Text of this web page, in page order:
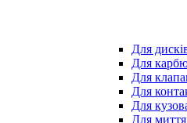
Для
Для
Для
Для
Для
Для